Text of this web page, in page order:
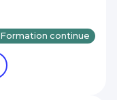
Formation continue